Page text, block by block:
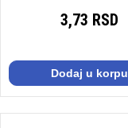
3,73 RSD
Dodaj u korpu